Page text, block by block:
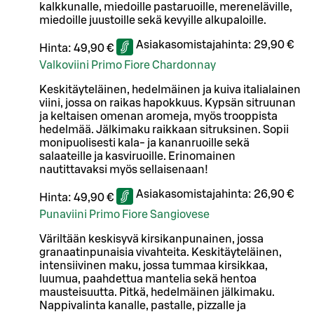
kalkkunalle, miedoille pastaruoille, mereneläville,
miedoille juustoille sekä kevyille alkupaloille.
Hinta: 49,90 € Asiakasomistajahinta: 29,90 €
Valkoviini Primo Fiore Chardonnay
Keskitäyteläinen, hedelmäinen ja kuiva italialainen
viini, jossa on raikas hapokkuus. Kypsän sitruunan
ja keltaisen omenan aromeja, myös trooppista
hedelmää. Jälkimaku raikkaan sitruksinen. Sopii
monipuolisesti kala- ja kananruoille sekä
salaateille ja kasviruoille. Erinomainen
nautittavaksi myös sellaisenaan!
Hinta: 49,90 € Asiakasomistajahinta: 26,90 €
Punaviini Primo Fiore Sangiovese
Väriltään keskisyvä kirsikanpunainen, jossa
granaatinpunaisia vivahteita. Keskitäyteläinen,
intensiivinen maku, jossa tummaa kirsikkaa,
luumua, paahdettua mantelia sekä hentoa
mausteisuutta. Pitkä, hedelmäinen jälkimaku.
Nappivalinta kanalle, pastalle, pizzalle ja